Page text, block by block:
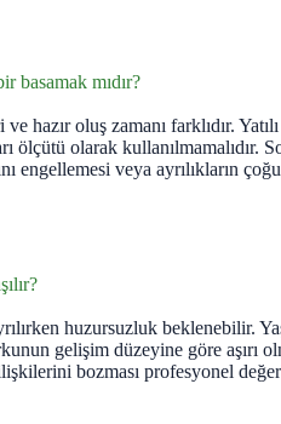
basamak mıdır?
hazır oluş zamanı farklıdır.
ölçütü olarak kullanılmamalıdır.
engellemesi veya ayrılıkların
huzursuzluk beklenebilir.
gelişim düzeyine göre aşırı
bozması profesyonel